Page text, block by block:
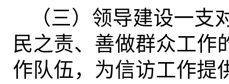
（三）领导建设一
民之责、善做群众工作
作队伍，为信访工作提